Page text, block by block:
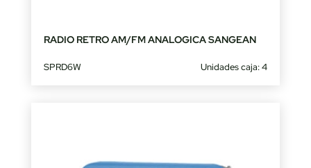
RADIO RETRO AM/FM ANALOGICA SANGEAN
SPRD6W Unidades caja: 4